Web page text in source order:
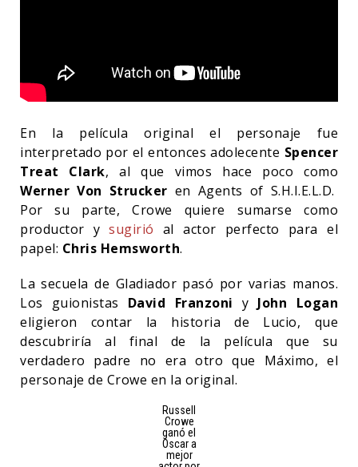
En la película original el personaje fue
interpretado por el entonces adolecente Spencer
Treat Clark, al que vimos hace poco como
Werner Von Strucker en Agents of S.H.I.E.L.D.
Por su parte, Crowe quiere sumarse como
productor ysugirió al actor perfecto para el
papel: Chris Hemsworth.
La secuela de Gladiador pasó por varias manos.
Los guionistas David Franzoni y John Logan
eligieron contar la historia de Lucio, que
descubriría al final de la película que su
verdadero padre no era otro que Máximo, el
personaje de Crowe en la original.
Russell
Crowe
ganó el
Oscar a
mejor